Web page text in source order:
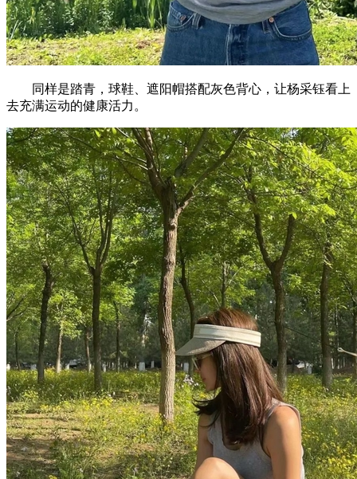
同样是踏青，球鞋、遮阳帽搭配灰色背心，让杨采钰看上
去充满运动的健康活力。